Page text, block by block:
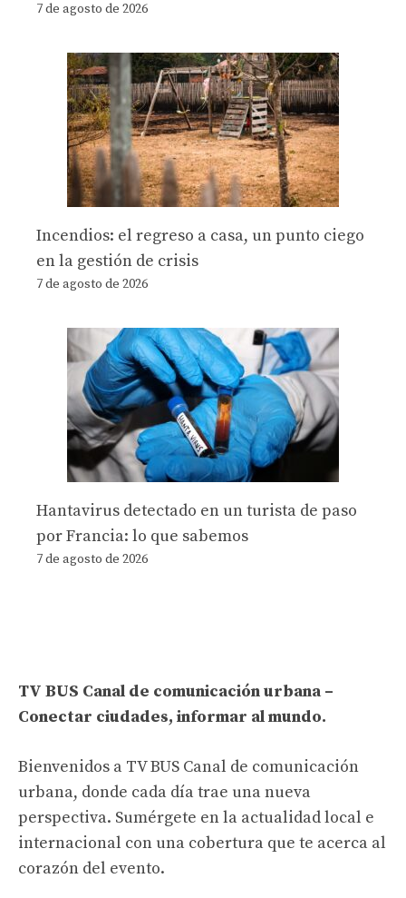
7 de agosto de 2026
Incendios: el regreso a casa, un punto ciego
en la gestión de crisis
7 de agosto de 2026
Hantavirus detectado en un turista de paso
por Francia: lo que sabemos
7 de agosto de 2026
TV BUS Canal de comunicación urbana –
Conectar ciudades, informar al mundo.
Bienvenidos a TV BUS Canal de comunicación
urbana, donde cada día trae una nueva
perspectiva. Sumérgete en la actualidad local e
internacional con una cobertura que te acerca al
corazón del evento.